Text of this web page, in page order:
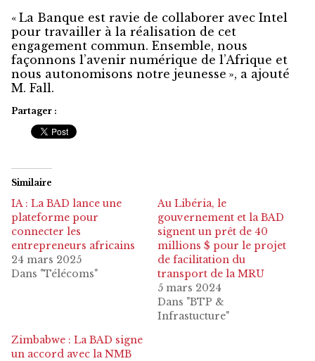
« La Banque est ravie de collaborer avec Intel
pour travailler à la réalisation de cet
engagement commun. Ensemble, nous
façonnons l’avenir numérique de l’Afrique et
nous autonomisons notre jeunesse », a ajouté
M. Fall.
Partager :
Similaire
IA : La BAD lance une
plateforme pour
connecter les
entrepreneurs africains
24 mars 2025
Dans "Télécoms"
Au Libéria, le
gouvernement et la BAD
signent un prêt de 40
millions $ pour le projet
de facilitation du
transport de la MRU
5 mars 2024
Dans "BTP &
Infrastucture"
Zimbabwe : La BAD signe
un accord avec la NMB